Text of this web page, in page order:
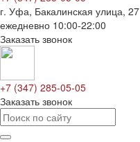
г. Уфа, Бакалинская улица, 27
ежедневно 10:00-22:00
Заказать звонок
+7 (347) 285-05-05
Заказать звонок